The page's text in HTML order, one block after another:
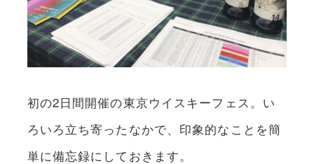
初の2日間開催の東京ウイスキーフェス。い
ろいろ立ち寄ったなかで、印象的なことを簡
単に備忘録にしておきます。